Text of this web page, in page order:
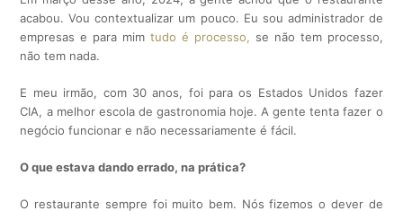
acabou. Vou contextualizar um pouco. Eu sou administrador de
empresas e para mimtudo é processo, se não tem processo,
não tem nada.
E meu irmão, com 30 anos, foi para os Estados Unidos fazer
CIA, a melhor escola de gastronomia hoje. A gente tenta fazer o
negócio funcionar e não necessariamente é fácil.
O que estava dando errado, na prática?
O restaurante sempre foi muito bem. Nós fizemos o dever de